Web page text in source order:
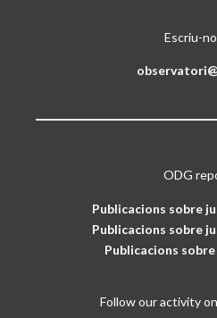
Escriu-
ODG
Publicacions sobre
Publicacions sobre
Publicacions
Follow our activity